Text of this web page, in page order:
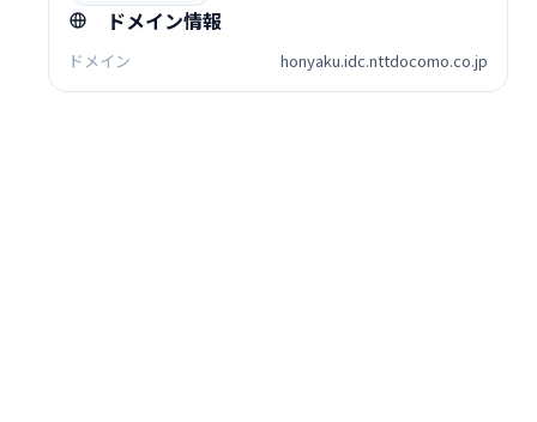
ドメイン情報
ドメイン honyaku.idc.nttdocomo.co.jp